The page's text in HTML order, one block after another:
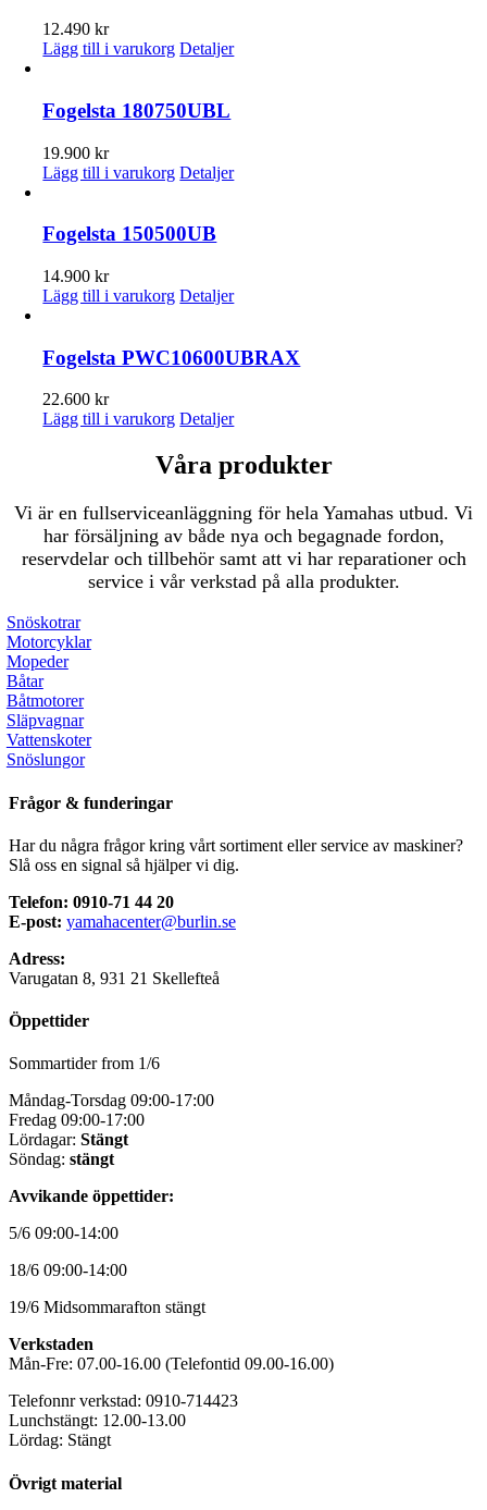
12.490kr
Lägg till i varukorg Detaljer
Fogelsta 180750UBL
19.900kr
Lägg till i varukorg Detaljer
Fogelsta 150500UB
14.900kr
Lägg till i varukorg Detaljer
Fogelsta PWC10600UBRAX
22.600kr
Lägg till i varukorg Detaljer
Våra produkter
Vi är en fullserviceanläggning för hela Yamahas utbud. Vi
har försäljning av både nya och begagnade fordon,
reservdelar och tillbehör samt att vi har reparationer och
service i vår verkstad på alla produkter.
Snöskotrar
Motorcyklar
Mopeder
Båtar
Båtmotorer
Släpvagnar
Vattenskoter
Snöslungor
Frågor & funderingar
Har du några frågor kring vårt sortiment eller service av maskiner?
Slå oss en signal så hjälper vi dig.
Telefon: 0910-71 44 20
E-post: yamahacenter@burlin.se
Adress:
Varugatan 8, 931 21 Skellefteå
Öppettider
Sommartider from 1/6
Måndag-Torsdag 09:00-17:00
Fredag 09:00-17:00
Lördagar: Stängt
Söndag: stängt
Avvikande öppettider:
5/6 09:00-14:00
18/6 09:00-14:00
19/6 Midsommarafton stängt
Verkstaden
Mån-Fre: 07.00-16.00 (Telefontid 09.00-16.00)
Telefonnr verkstad: 0910-714423
Lunchstängt: 12.00-13.00
Lördag: Stängt
Övrigt material